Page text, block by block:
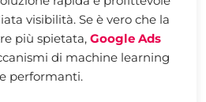
visibilità. Se è vero che la
più spietata, Google Ads
di machine learning
performanti.